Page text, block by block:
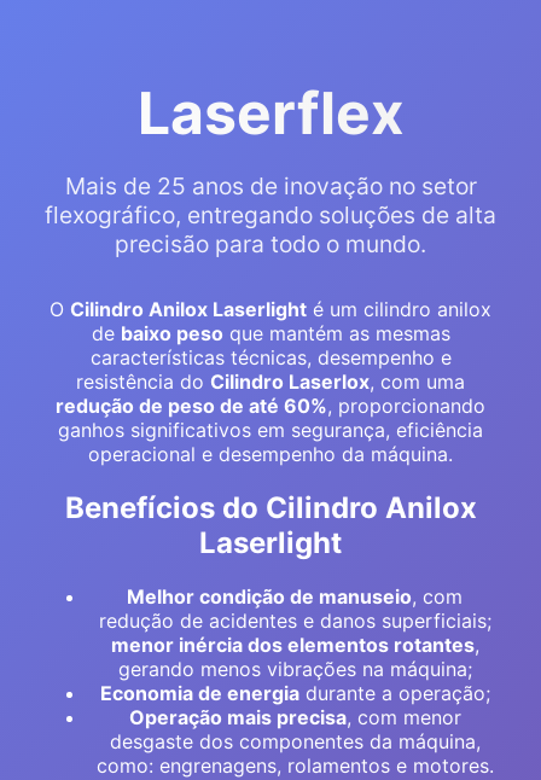
Laserflex
Mais de 25 anos de inovação no setor
flexográfico, entregando soluções de alta
precisão para todo o mundo.
O Cilindro Anilox Laserlight é um cilindro anilox
de baixo peso que mantém as mesmas
características técnicas, desempenho e
resistência do Cilindro Laserlox, com uma
redução de peso de até 60%, proporcionando
ganhos significativos em segurança, eficiência
operacional e desempenho da máquina.
Benefícios do Cilindro Anilox
Laserlight
Melhor condição de manuseio, com
redução de acidentes e danos superficiais;
menor inércia dos elementos rotantes,
gerando menos vibrações na máquina;
Economia de energiadurante a operação;
Operação mais precisa, com menor
desgaste dos componentes da máquina,
como: engrenagens, rolamentos e motores.